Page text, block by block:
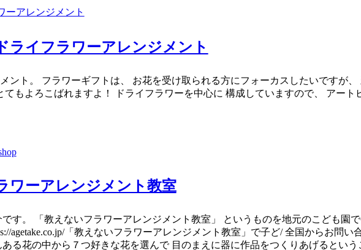
ーアレンジメント
ライフラワーアレンジメント
ント。 フラワーギフトは、 お花を受け取られる方にフォーカスしたいですが
もよろこばれますよ！ ドライフラワーを中心に 構成していますので、 アー
ワーアレンジメント教室
す。 「教えないフラワーアレンジメント教室」 というものを地元のこども園
agetake.co.jp/「教えないフラワーアレンジメント教室」で子ど/ 全国からお問
る花の中から７つ好きな花を選んで 目のまえに器に作品をつくりあげるとい